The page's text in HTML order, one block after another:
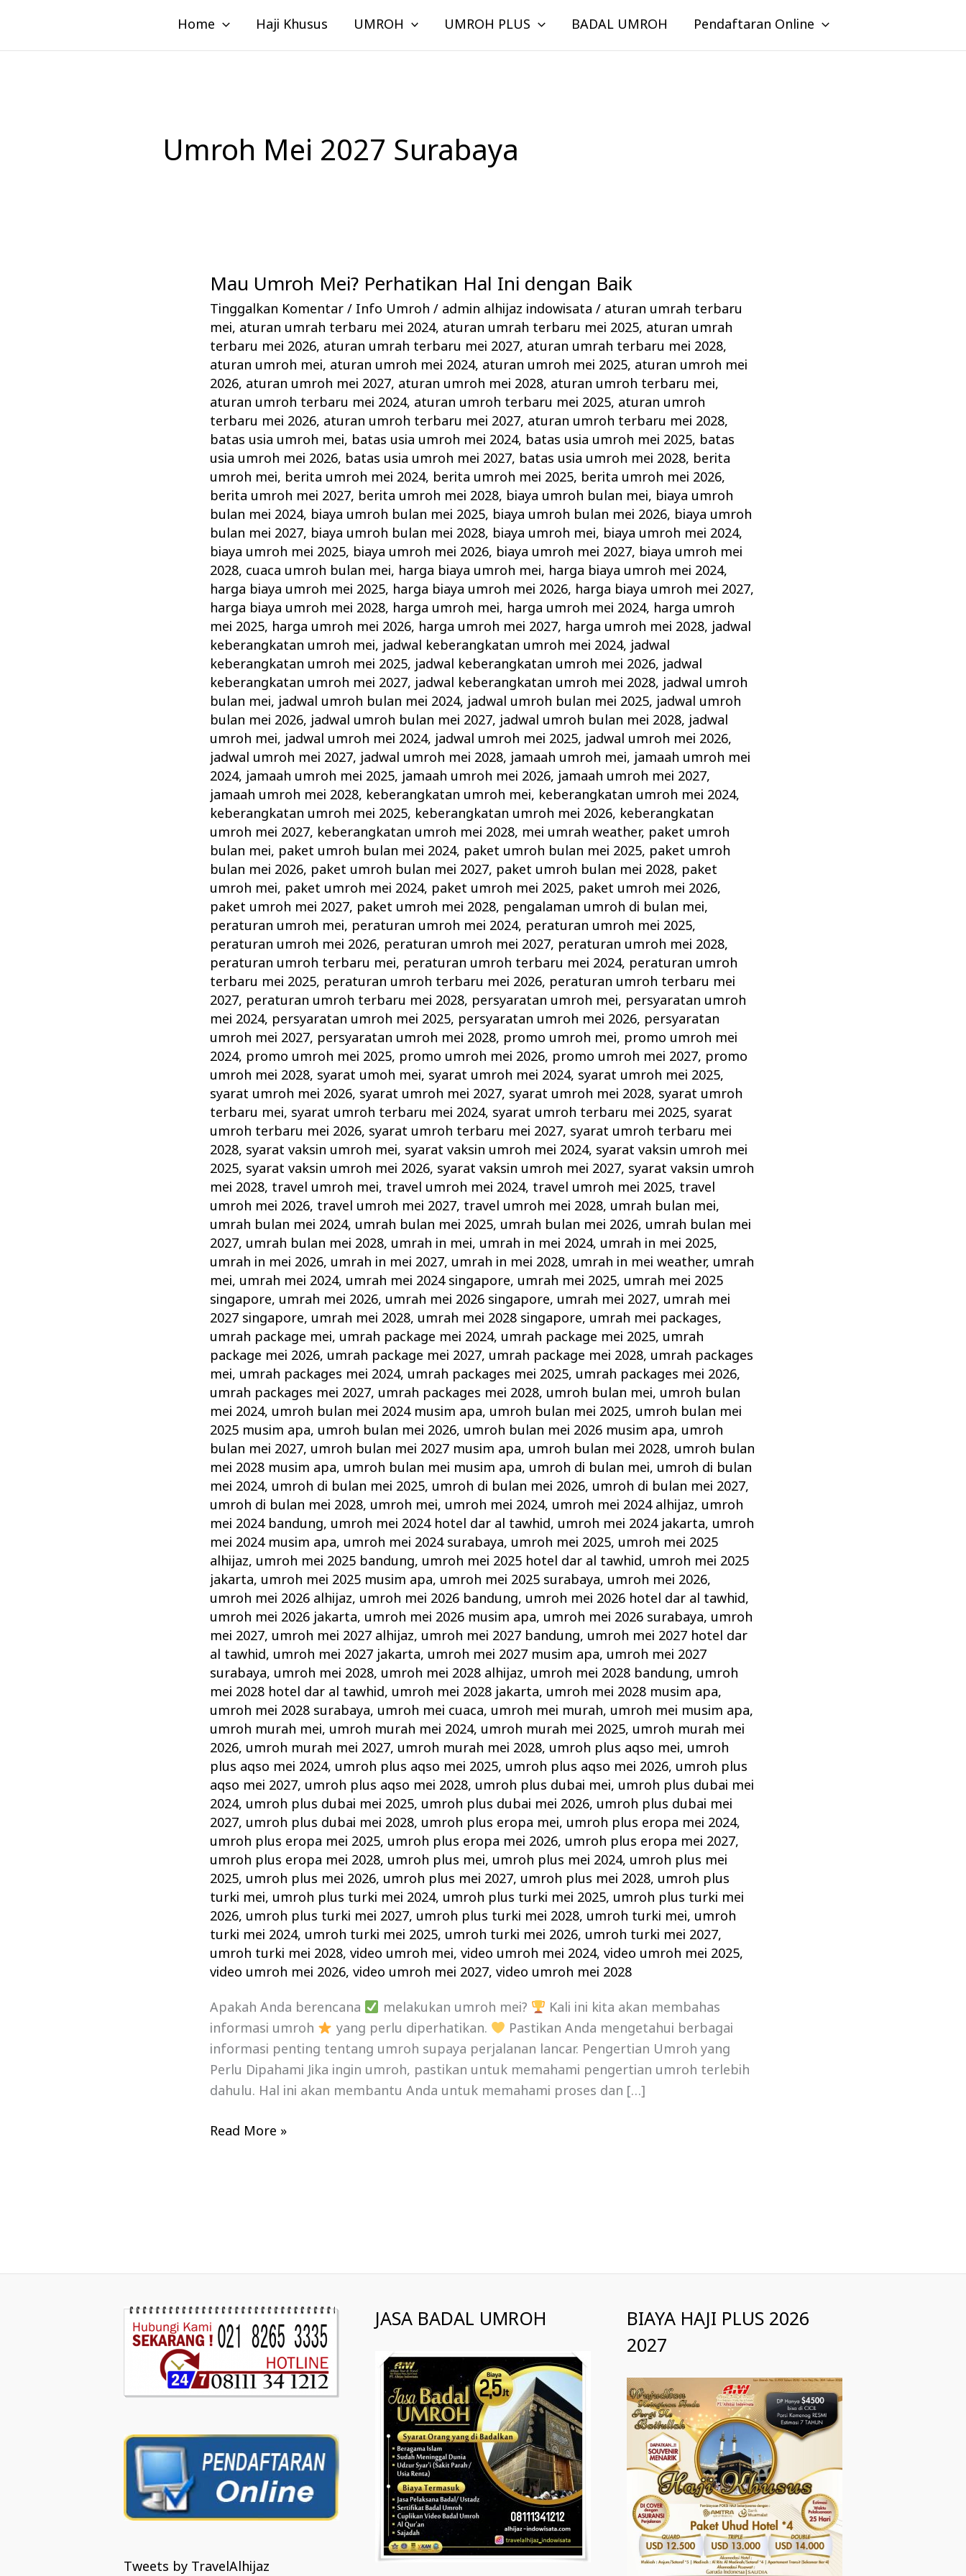
konten
Home Haji Khusus UMROH UMROH PLUS BADAL UMROH Pendaftaran Online
Umroh Mei 2027 Surabaya
Mau Umroh Mei? Perhatikan Hal Ini dengan Baik
Tinggalkan Komentar / Info Umroh / admin alhijaz indowisata/ aturan umrah terbaru
mei, aturan umrah terbaru mei 2024, aturan umrah terbaru mei 2025, aturan umrah
terbaru mei 2026, aturan umrah terbaru mei 2027, aturan umrah terbaru mei 2028,
aturan umroh mei, aturan umroh mei 2024, aturan umroh mei 2025, aturan umroh mei
2026, aturan umroh mei 2027, aturan umroh mei 2028, aturan umroh terbaru mei,
aturan umroh terbaru mei 2024, aturan umroh terbaru mei 2025, aturan umroh
terbaru mei 2026, aturan umroh terbaru mei 2027, aturan umroh terbaru mei 2028,
batas usia umroh mei, batas usia umroh mei 2024, batas usia umroh mei 2025, batas
usia umroh mei 2026, batas usia umroh mei 2027, batas usia umroh mei 2028, berita
umroh mei, berita umroh mei 2024, berita umroh mei 2025, berita umroh mei 2026,
berita umroh mei 2027, berita umroh mei 2028, biaya umroh bulan mei, biaya umroh
bulan mei 2024, biaya umroh bulan mei 2025, biaya umroh bulan mei 2026, biaya umroh
bulan mei 2027, biaya umroh bulan mei 2028, biaya umroh mei, biaya umroh mei 2024,
biaya umroh mei 2025, biaya umroh mei 2026, biaya umroh mei 2027, biaya umroh mei
2028, cuaca umroh bulan mei, harga biaya umroh mei, harga biaya umroh mei 2024,
harga biaya umroh mei 2025, harga biaya umroh mei 2026, harga biaya umroh mei 2027,
harga biaya umroh mei 2028, harga umroh mei, harga umroh mei 2024, harga umroh
mei 2025, harga umroh mei 2026, harga umroh mei 2027, harga umroh mei 2028, jadwal
keberangkatan umroh mei, jadwal keberangkatan umroh mei 2024, jadwal
keberangkatan umroh mei 2025, jadwal keberangkatan umroh mei 2026, jadwal
keberangkatan umroh mei 2027, jadwal keberangkatan umroh mei 2028, jadwal umroh
bulan mei, jadwal umroh bulan mei 2024, jadwal umroh bulan mei 2025, jadwal umroh
bulan mei 2026, jadwal umroh bulan mei 2027, jadwal umroh bulan mei 2028, jadwal
umroh mei, jadwal umroh mei 2024, jadwal umroh mei 2025, jadwal umroh mei 2026,
jadwal umroh mei 2027, jadwal umroh mei 2028, jamaah umroh mei, jamaah umroh mei
2024, jamaah umroh mei 2025, jamaah umroh mei 2026, jamaah umroh mei 2027,
jamaah umroh mei 2028, keberangkatan umroh mei, keberangkatan umroh mei 2024,
keberangkatan umroh mei 2025, keberangkatan umroh mei 2026, keberangkatan
umroh mei 2027, keberangkatan umroh mei 2028, mei umrah weather, paket umroh
bulan mei, paket umroh bulan mei 2024, paket umroh bulan mei 2025, paket umroh
bulan mei 2026, paket umroh bulan mei 2027, paket umroh bulan mei 2028, paket
umroh mei, paket umroh mei 2024, paket umroh mei 2025, paket umroh mei 2026,
paket umroh mei 2027, paket umroh mei 2028, pengalaman umroh di bulan mei,
peraturan umroh mei, peraturan umroh mei 2024, peraturan umroh mei 2025,
peraturan umroh mei 2026, peraturan umroh mei 2027, peraturan umroh mei 2028,
peraturan umroh terbaru mei, peraturan umroh terbaru mei 2024, peraturan umroh
terbaru mei 2025, peraturan umroh terbaru mei 2026, peraturan umroh terbaru mei
2027, peraturan umroh terbaru mei 2028, persyaratan umroh mei, persyaratan umroh
mei 2024, persyaratan umroh mei 2025, persyaratan umroh mei 2026, persyaratan
umroh mei 2027, persyaratan umroh mei 2028, promo umroh mei, promo umroh mei
2024, promo umroh mei 2025, promo umroh mei 2026, promo umroh mei 2027, promo
umroh mei 2028, syarat umoh mei, syarat umroh mei 2024, syarat umroh mei 2025,
syarat umroh mei 2026, syarat umroh mei 2027, syarat umroh mei 2028, syarat umroh
terbaru mei, syarat umroh terbaru mei 2024, syarat umroh terbaru mei 2025, syarat
umroh terbaru mei 2026, syarat umroh terbaru mei 2027, syarat umroh terbaru mei
2028, syarat vaksin umroh mei, syarat vaksin umroh mei 2024, syarat vaksin umroh mei
2025, syarat vaksin umroh mei 2026, syarat vaksin umroh mei 2027, syarat vaksin umroh
mei 2028, travel umroh mei, travel umroh mei 2024, travel umroh mei 2025, travel
umroh mei 2026, travel umroh mei 2027, travel umroh mei 2028, umrah bulan mei,
umrah bulan mei 2024, umrah bulan mei 2025, umrah bulan mei 2026, umrah bulan mei
2027, umrah bulan mei 2028, umrah in mei, umrah in mei 2024, umrah in mei 2025,
umrah in mei 2026, umrah in mei 2027, umrah in mei 2028, umrah in mei weather, umrah
mei, umrah mei 2024, umrah mei 2024 singapore, umrah mei 2025, umrah mei 2025
singapore, umrah mei 2026, umrah mei 2026 singapore, umrah mei 2027, umrah mei
2027 singapore, umrah mei 2028, umrah mei 2028 singapore, umrah mei packages,
umrah package mei, umrah package mei 2024, umrah package mei 2025, umrah
package mei 2026, umrah package mei 2027, umrah package mei 2028, umrah packages
mei, umrah packages mei 2024, umrah packages mei 2025, umrah packages mei 2026,
umrah packages mei 2027, umrah packages mei 2028, umroh bulan mei, umroh bulan
mei 2024, umroh bulan mei 2024 musim apa, umroh bulan mei 2025, umroh bulan mei
2025 musim apa, umroh bulan mei 2026, umroh bulan mei 2026 musim apa, umroh
bulan mei 2027, umroh bulan mei 2027 musim apa, umroh bulan mei 2028, umroh bulan
mei 2028 musim apa, umroh bulan mei musim apa, umroh di bulan mei, umroh di bulan
mei 2024, umroh di bulan mei 2025, umroh di bulan mei 2026, umroh di bulan mei 2027,
umroh di bulan mei 2028, umroh mei, umroh mei 2024, umroh mei 2024 alhijaz, umroh
mei 2024 bandung, umroh mei 2024 hotel dar al tawhid, umroh mei 2024 jakarta, umroh
mei 2024 musim apa, umroh mei 2024 surabaya, umroh mei 2025, umroh mei 2025
alhijaz, umroh mei 2025 bandung, umroh mei 2025 hotel dar al tawhid, umroh mei 2025
jakarta, umroh mei 2025 musim apa, umroh mei 2025 surabaya, umroh mei 2026,
umroh mei 2026 alhijaz, umroh mei 2026 bandung, umroh mei 2026 hotel dar al tawhid,
umroh mei 2026 jakarta, umroh mei 2026 musim apa, umroh mei 2026 surabaya, umroh
mei 2027, umroh mei 2027 alhijaz, umroh mei 2027 bandung, umroh mei 2027 hotel dar
al tawhid, umroh mei 2027 jakarta, umroh mei 2027 musim apa, umroh mei 2027
surabaya, umroh mei 2028, umroh mei 2028 alhijaz, umroh mei 2028 bandung, umroh
mei 2028 hotel dar al tawhid, umroh mei 2028 jakarta, umroh mei 2028 musim apa,
umroh mei 2028 surabaya, umroh mei cuaca, umroh mei murah, umroh mei musim apa,
umroh murah mei, umroh murah mei 2024, umroh murah mei 2025, umroh murah mei
2026, umroh murah mei 2027, umroh murah mei 2028, umroh plus aqso mei, umroh
plus aqso mei 2024, umroh plus aqso mei 2025, umroh plus aqso mei 2026, umroh plus
aqso mei 2027, umroh plus aqso mei 2028, umroh plus dubai mei, umroh plus dubai mei
2024, umroh plus dubai mei 2025, umroh plus dubai mei 2026, umroh plus dubai mei
2027, umroh plus dubai mei 2028, umroh plus eropa mei, umroh plus eropa mei 2024,
umroh plus eropa mei 2025, umroh plus eropa mei 2026, umroh plus eropa mei 2027,
umroh plus eropa mei 2028, umroh plus mei, umroh plus mei 2024, umroh plus mei
2025, umroh plus mei 2026, umroh plus mei 2027, umroh plus mei 2028, umroh plus
turki mei, umroh plus turki mei 2024, umroh plus turki mei 2025, umroh plus turki mei
2026, umroh plus turki mei 2027, umroh plus turki mei 2028, umroh turki mei, umroh
turki mei 2024, umroh turki mei 2025, umroh turki mei 2026, umroh turki mei 2027,
umroh turki mei 2028,video umroh mei,video umroh mei 2024,video umroh mei 2025,
video umroh mei 2026,video umroh mei 2027,video umroh mei 2028
Apakah Anda berencana melakukan umroh mei?
Kali ini kita akan membahas
informasi umroh
yang perlu diperhatikan.
Pastikan Anda mengetahui berbagai
informasi penting tentang umroh supaya perjalanan lancar. Pengertian Umroh yang
Perlu Dipahami Jika ingin umroh, pastikan untuk memahami pengertian umroh terlebih
dahulu. Hal ini akan membantu Anda untuk memahami proses dan […]
Mau
Umroh
Mei?
Perhatikan
Hal
Ini
dengan
Baik
Read More »
Tweets by TravelAlhijaz
JASA BADAL UMROH
BIAYA HAJI PLUS 2026
2027